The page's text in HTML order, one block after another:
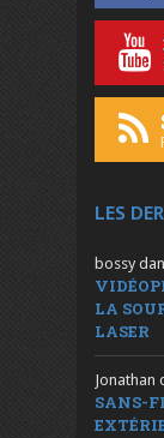
LES
bossy
LA
LASER
Jonathan
SANS-